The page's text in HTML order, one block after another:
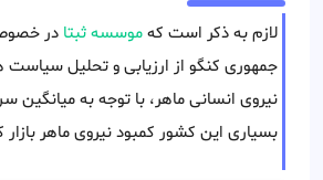
لازم به ذکر است کهموسسه ثبتا در خصوص
جمهوری کنگو از ارزیابی و تحلیل سیاست
نیروی انسانی ماهر، با توجه به
بسیاری این کشور کمبود نیروی ماهر